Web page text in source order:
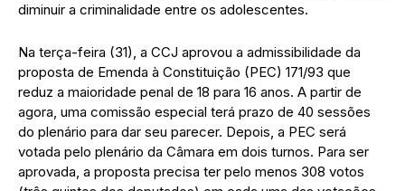
diminuir a criminalidade entre os adolescentes.
Na terça-feira (31), a CCJ aprovou a admissibilidade da
proposta de Emenda à Constituição (PEC) 171/93 que
reduz a maioridade penal de 18 para 16 anos. A partir de
agora, uma comissão especial terá prazo de 40 sessões
do plenário para dar seu parecer. Depois, a PEC será
votada pelo plenário da Câmara em dois turnos. Para ser
aprovada, a proposta precisa ter pelo menos 308 votos